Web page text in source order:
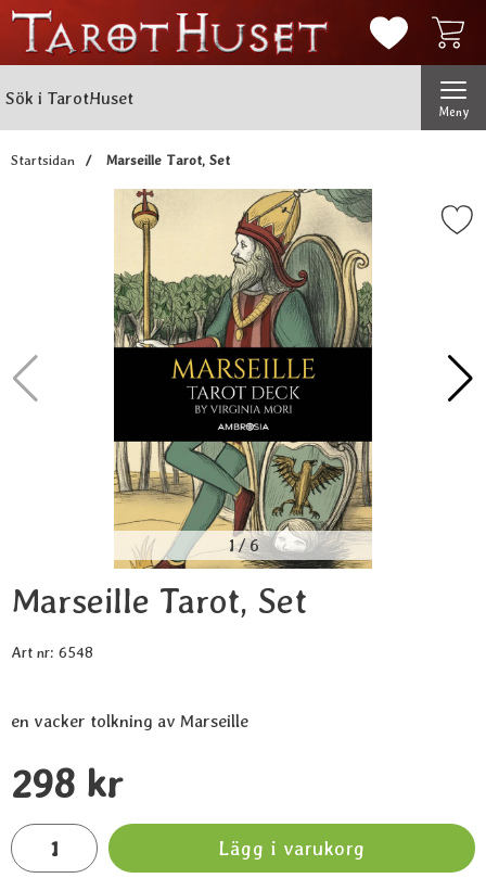
Mina
Meny
Startsidan Marseille Tarot, Set
Markera marseille
1/6
Marseille Tarot, Set
Art nr: 6548
en vacker tolkning av Marseille
pris
298 kr
antal
Lägg i varukorg